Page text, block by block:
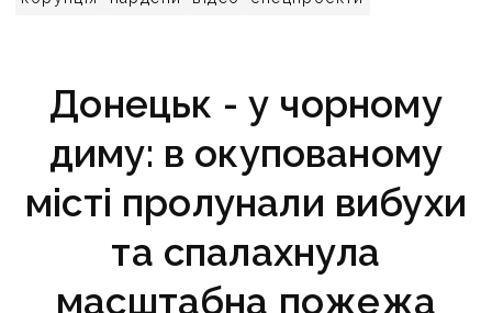
Донецьк - у чорному
диму: в окупованому
місті пролунали вибухи
та спалахнула
масштабна пожежа